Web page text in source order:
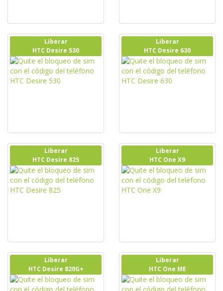
Liberar
HTC Desire 530
Liberar
HTC Desire 630
Liberar
HTC Desire 825
Liberar
HTC One X9
Liberar
HTC Desire 820G+
Liberar
HTC One ME